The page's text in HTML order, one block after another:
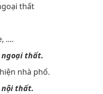
thất
....
ngoại thất.
nhà phố.
nội thất.